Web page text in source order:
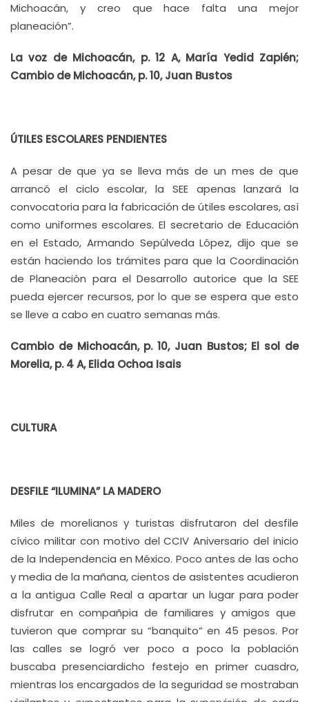
Michoacán, y creo que hace falta una mejor
planeación”.
La voz de Michoacán, p. 12 A, María Yedid Zapién;
Cambio de Michoacán, p. 10, Juan Bustos
ÚTILES ESCOLARES PENDIENTES
A pesar de que ya se lleva más de un mes de que
arrancó el ciclo escolar, la SEE apenas lanzará la
convocatoria para la fabricación de útiles escolares, así
como uniformes escolares. El secretario de Educación
en el Estado, Armando Sepúlveda López, dijo que se
están haciendo los trámites para que la Coordinación
de Planeación para el Desarrollo autorice que la SEE
pueda ejercer recursos, por lo que se espera que esto
se lleve a cabo en cuatro semanas más.
Cambio de Michoacán, p. 10, Juan Bustos; El sol de
Morelia, p. 4 A, Elida Ochoa Isais
CULTURA
DESFILE “ILUMINA” LA MADERO
Miles de morelianos y turistas disfrutaron del desfile
cívico militar con motivo del CCIV Aniversario del inicio
de la Independencia en México. Poco antes de las ocho
y media de la mañana, cientos de asistentes acudieron
a la antigua Calle Real a apartar un lugar para poder
disfrutar en compañpia de familiares y amigos que
tuvieron que comprar su “banquito” en 45 pesos. Por
las calles se logró ver poco a poco la población
buscaba presenciardicho festejo en primer cuasdro,
mientras los encargados de la seguridad se mostraban